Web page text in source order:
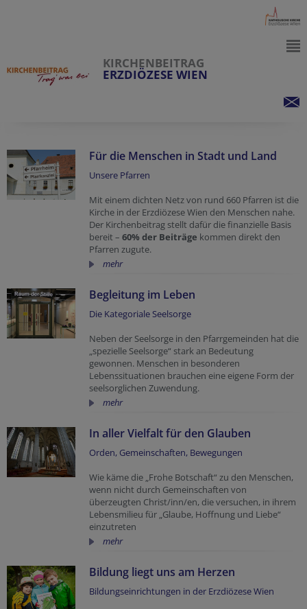
KIRCHENBEITRAG
ERZDIÖZESE WIEN
Für die Menschen in Stadt und Land
Unsere Pfarren
Mit einem dichten Netz von rund 660 Pfarren ist die
Kirche in der Erzdiözese Wien den Menschen nahe.
Der Kirchenbeitrag stellt dafür die finanzielle Basis
bereit – 60% der Beiträge kommen direkt den
Pfarren zugute.
mehr
Begleitung im Leben
Die Kategoriale Seelsorge
Neben der Seelsorge in den Pfarrgemeinden hat die
„spezielle Seelsorge“ stark an Bedeutung
gewonnen. Menschen in besonderen
Lebenssituationen brauchen eine eigene Form der
seelsorglichen Zuwendung.
mehr
In aller Vielfalt für den Glauben
Orden, Gemeinschaften, Bewegungen
Wie käme die „Frohe Botschaft“ zu den Menschen,
wenn nicht durch Gemeinschaften von
überzeugten Christ/inn/en, die versuchen, in ihrem
Lebensmilieu für „Glaube, Hoffnung und Liebe“
einzutreten
mehr
Bildung liegt uns am Herzen
Bildungseinrichtungen in der Erzdiözese Wien